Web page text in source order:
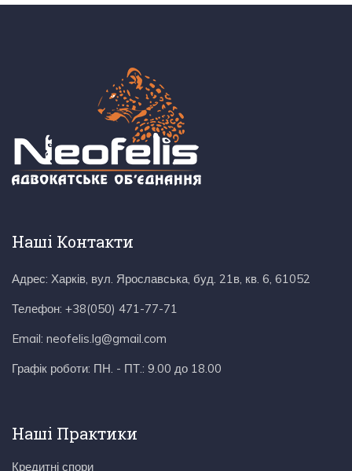
Наші Контакти
Адрес: Харків, вул. Ярославська, буд. 21в, кв. 6, 61052
Телефон: +38(050) 471-77-71
Email: neofelis.lg@gmail.com
Графік роботи: ПН. - ПТ.: 9.00 до 18.00
Наші Практики
Кредитні спори